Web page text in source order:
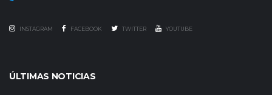
INSTAGRAM FACEBOOK TWITTER YOUTUBE
ÚLTIMAS NOTICIAS